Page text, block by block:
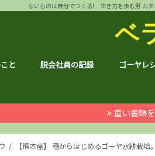
ないものは自分でつくる! 生き方を歩む男 カ
ベ
と 脱会社員の記録 ゴーヤレ
重い書類
【熊本産】 種からはじめるゴーヤ水耕栽培